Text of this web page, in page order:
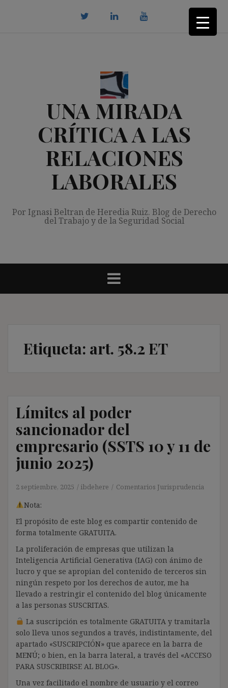
UNA MIRADA
CRÍTICA A LAS
RELACIONES
LABORALES
Por Ignasi Beltran de Heredia Ruiz. Blog de Derecho
del Trabajo y de la Seguridad Social
Etiqueta: art. 58.2 ET
Límites al poder
sancionador del
empresario (SSTS 10 y 11 de
junio 2025)
2 septiembre, 2025 ibdehere Comentarios Jurisprudencia
Nota:
El propósito de este blog es compartir contenido de
forma totalmente GRATUITA.
La proliferación de empresas que utilizan la
Inteligencia Artificial Generativa (IAG) con ánimo de
lucro y que se apropian del contenido de terceros sin
ningún respeto por los derechos de autor, me ha
llevado a restringir el contenido del blog únicamente
a las personas SUSCRITAS.
La suscripción es totalmente GRATUITA y tramitarla
solo lleva unos segundos a través, indistintamente, del
apartado «SUSCRIPCIÓN» que aparece en la barra de
MENÚ; o bien, en la barra lateral, a través del «ACCESO
PARA SUSCRIBIRSE AL BLOG».
Una vez facilitado el nombre de usuario y el correo